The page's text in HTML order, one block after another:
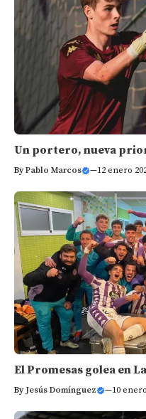
Un portero, nueva
ByPablo Marcos —12 enero
El Promesas golea en
By Jesús Domínguez —10